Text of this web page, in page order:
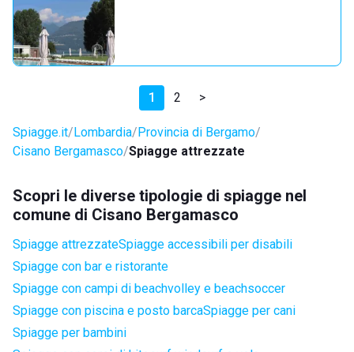
1 2 >
Spiagge.it Lombardia Provincia di Bergamo
Cisano Bergamasco Spiagge attrezzate
Scopri le diverse tipologie di spiagge nel
comune di Cisano Bergamasco
Spiagge attrezzateSpiagge accessibili per disabili
Spiagge con bar e ristorante
Spiagge con campi di beachvolley e beachsoccer
Spiagge con piscina e posto barcaSpiagge per cani
Spiagge per bambini